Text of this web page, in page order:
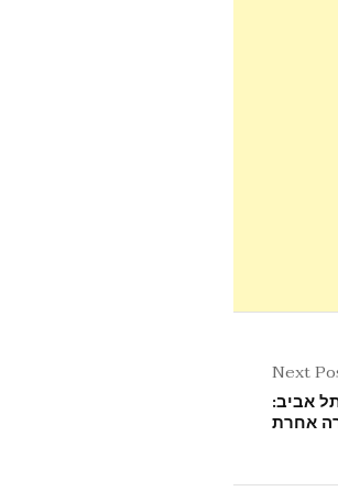
Next
אביב:
אחרת